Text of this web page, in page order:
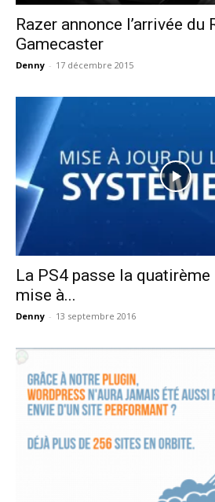
Razer annonce l’arrivée du
Gamecaster
Denny - 17 décembre 2015
La PS4 passe la
mise à...
Denny - 13 septembre 2016